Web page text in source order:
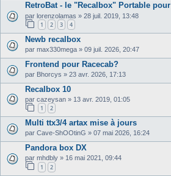
RetroBat - le "Recalbox" Portable
par lorenzolamas » 28 juil. 2019, 13:48
1 2 3 4
Newb recalbox
par max330mega » 09 juil. 2026, 20:47
Frontend pour Racecab?
par Bhorcys » 23 avr. 2026, 17:13
Recalbox 10
par cazeysan » 13 avr. 2019, 01:05
1 2
Multi ttx3/4 artax mise à jours
par Cave-ShOOtinG » 07 mai 2026, 16:24
Pandora box DX
par mhdbly » 16 mai 2021, 09:44
1 2